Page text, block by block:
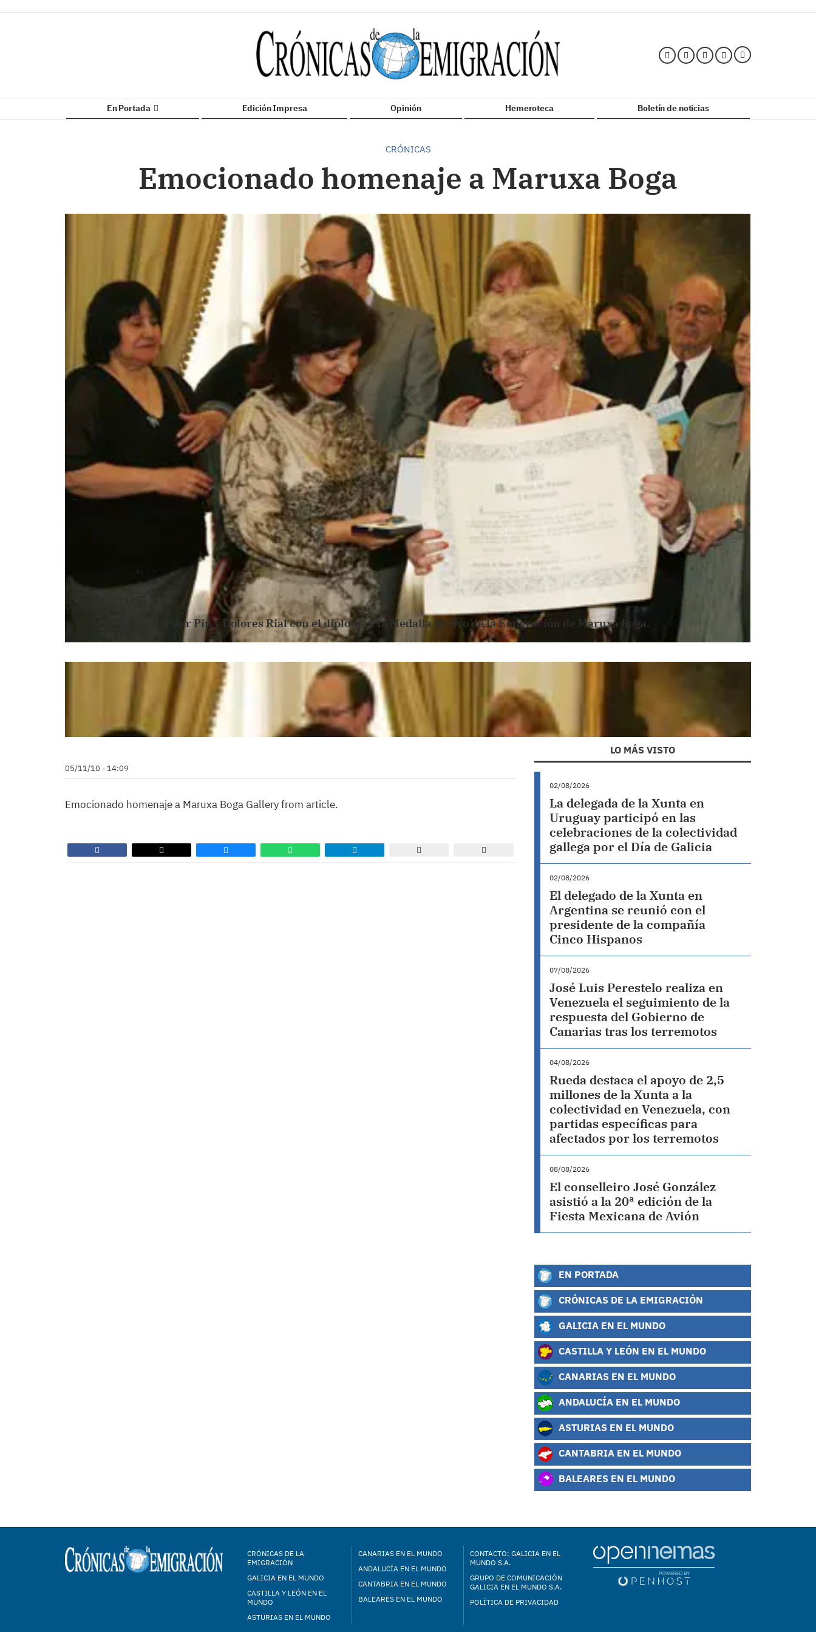
En Portada Edición Impresa Opinión Hemeroteca Boletín de noticias
CRÓNICAS
Emocionado homenaje a Maruxa Boga
Pilar Pin y Dolores Rial con el diploma y la Medalla de Oro de la Emigración de Maruxa Boga.
05/11/10 - 14:09
Emocionado homenaje a Maruxa Boga Gallery from article.
LO MÁS VISTO
02/08/2026
La delegada de la Xunta en
Uruguay participó en las
celebraciones de la colectividad
gallega por el Día de Galicia
02/08/2026
El delegado de la Xunta en
Argentina se reunió con el
presidente de la compañía
Cinco Hispanos
07/08/2026
José Luis Perestelo realiza en
Venezuela el seguimiento de la
respuesta del Gobierno de
Canarias tras los terremotos
04/08/2026
Rueda destaca el apoyo de 2,5
millones de la Xunta a la
colectividad en Venezuela, con
partidas específicas para
afectados por los terremotos
08/08/2026
El conselleiro José González
asistió a la 20ª edición de la
Fiesta Mexicana de Avión
EN PORTADA
CRÓNICAS DE LA EMIGRACIÓN
GALICIA EN EL MUNDO
CASTILLA Y LEÓN EN EL MUNDO
CANARIAS EN EL MUNDO
ANDALUCÍA EN EL MUNDO
ASTURIAS EN EL MUNDO
CANTABRIA EN EL MUNDO
BALEARES EN EL MUNDO
CRÓNICAS DE LA
EMIGRACIÓN
GALICIA EN EL MUNDO
CASTILLA Y LEÓN EN EL
MUNDO
ASTURIAS EN EL MUNDO
CANARIAS EN EL MUNDO
ANDALUCÍA EN EL MUNDO
CANTABRIA EN EL MUNDO
BALEARES EN EL MUNDO
CONTACTO: GALICIA EN EL
MUNDO S.A.
GRUPO DE COMUNICACIÓN
GALICIA EN EL MUNDO S.A.
POLÍTICA DE PRIVACIDAD